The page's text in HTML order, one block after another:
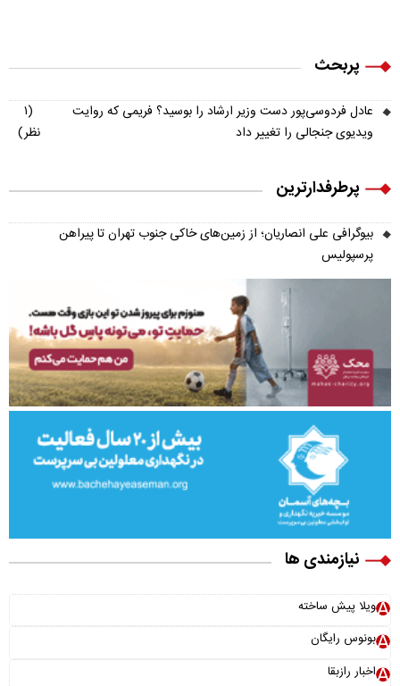
پربحث
عادل فردوسی‌پور دست وزیر ارشاد را بوسید؟ فریمی که روایت
ویدیوی جنجالی را تغییر داد
(۱
نظر)
پرطرفدارترین
بیوگرافی علی انصاریان؛ از زمین‌های خاکی جنوب تهران تا پیراهن
پرسپولیس
نیازمندی ها
ویلا پیش ساخته
بونوس رایگان
اخبار رازبقا